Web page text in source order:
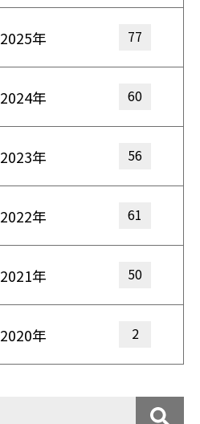
2025年 77
2024年 60
2023年 56
2022年 61
2021年 50
2020年 2